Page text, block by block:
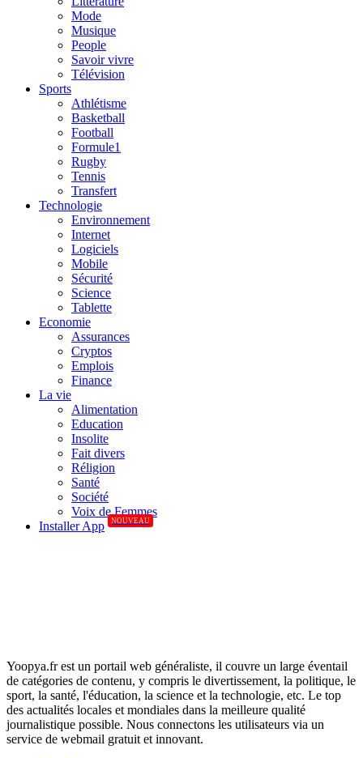
Mode
Musique
People
Savoir vivre
Télévision
Sports
Athlétisme
Basketball
Football
Formule1
Rugby
Tennis
Transfert
Technologie
Environnement
Internet
Logiciels
Mobile
Sécurité
Science
Tablette
Economie
Assurances
Cryptos
Emplois
Finance
La vie
Alimentation
Education
Insolite
Fait divers
Réligion
Santé
Société
Voix de Femmes
Installer App
NOUVEAU
Yoopya.fr est un portail web généraliste, il couvre un large éventail
de catégories de contenu, y compris le divertissement, la politique, le
sport, la santé, l'éducation, la science et la technologie, etc. Le top
des actualités locales et mondiales dans la meilleure qualité
journalistique possible. Nous connectons les utilisateurs via un
service de webmail gratuit et innovant.